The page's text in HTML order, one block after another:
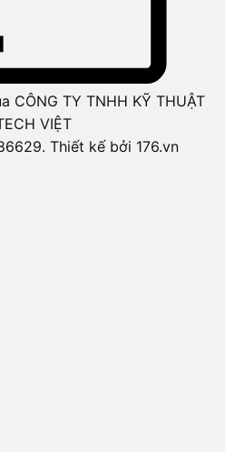
CÔNG TY TNHH KỸ THUẬT
VIỆT
Thiết kế bởi 176.vn